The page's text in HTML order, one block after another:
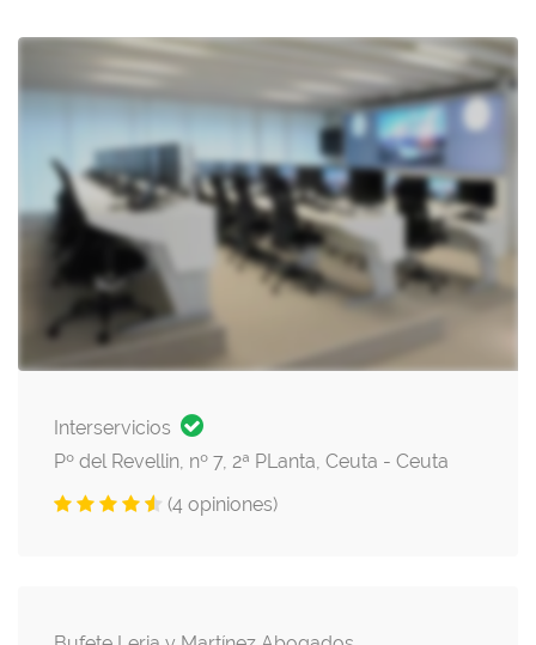
Interservicios
Pº del Revellin, nº 7, 2ª PLanta, Ceuta - Ceuta
(4 opiniones)